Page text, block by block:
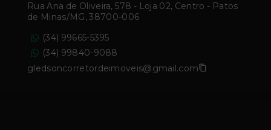
Rua Ana de Oliveira, 578 - Loja 02, Centro - Patos
de Minas/MG, 38700-006
(34) 99665-5395
(34) 99840-9088
gledsoncorretordeimoveis@gmail.com